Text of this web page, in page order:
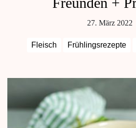
27. März 2022
Fleisch Frühlingsrezepte